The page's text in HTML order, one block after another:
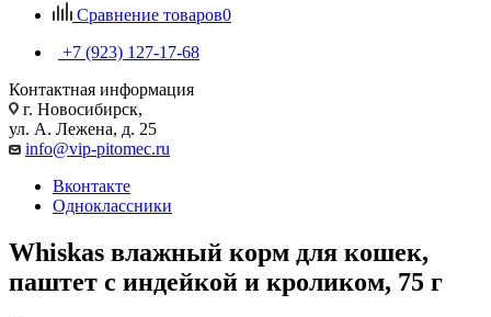
Сравнение товаров0
+7 (923) 127-17-68
Контактная информация
г. Новосибирск,
ул. А. Лежена, д. 25
info@vip-pitomec.ru
Вконтакте
Одноклассники
Whiskas влажный корм для кошек,
паштет с индейкой и кроликом, 75 г